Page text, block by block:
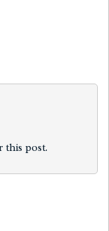
this post.